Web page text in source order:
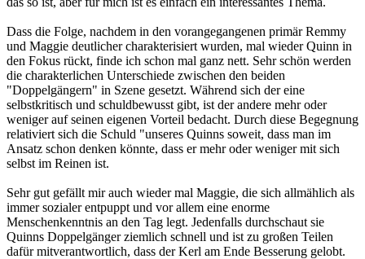
Dass die Folge, nachdem in den vorangegangenen primär Remmy
und Maggie deutlicher charakterisiert wurden, mal wieder Quinn in
den Fokus rückt, finde ich schon mal ganz nett. Sehr schön werden
die charakterlichen Unterschiede zwischen den beiden
"Doppelgängern" in Szene gesetzt. Während sich der eine
selbstkritisch und schuldbewusst gibt, ist der andere mehr oder
weniger auf seinen eigenen Vorteil bedacht. Durch diese Begegnung
relativiert sich die Schuld "unseres Quinns soweit, dass man im
Ansatz schon denken könnte, dass er mehr oder weniger mit sich
selbst im Reinen ist.
Sehr gut gefällt mir auch wieder mal Maggie, die sich allmählich als
immer sozialer entpuppt und vor allem eine enorme
Menschenkenntnis an den Tag legt. Jedenfalls durchschaut sie
Quinns Doppelgänger ziemlich schnell und ist zu großen Teilen
dafür mitverantwortlich, dass der Kerl am Ende Besserung gelobt.